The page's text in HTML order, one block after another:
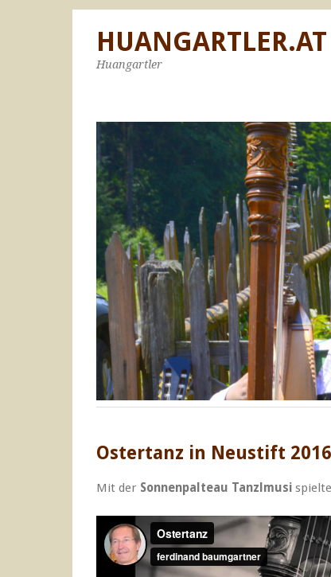
HUANGARTLER.AT
Huangartler
Ostertanz in Neustift 2016
Mit der Sonnenpalteau Tanzlmusi